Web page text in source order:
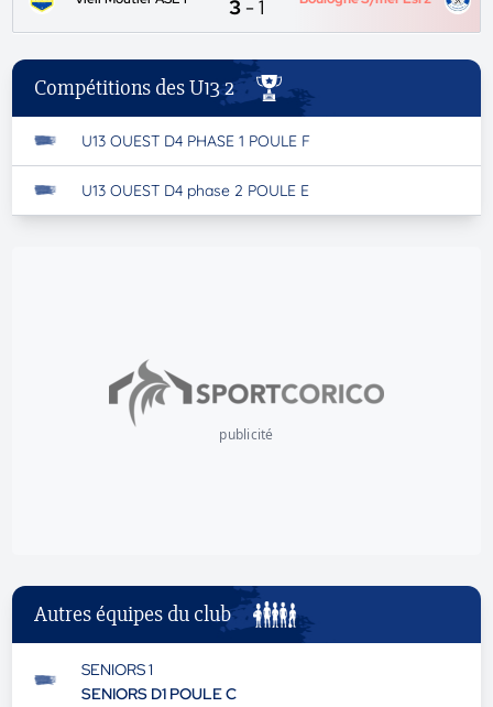
3 -1
Compétitions des U13 2
U13 OUEST D4 PHASE 1 POULE F
U13 OUEST D4 phase 2 POULE E
publicité
Autres équipes du club
SENIORS 1
SENIORS D1 POULE C